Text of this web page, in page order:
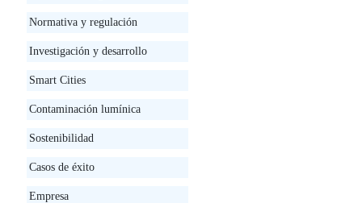
Normativa y regulación
Investigación y desarrollo
Smart Cities
Contaminación lumínica
Sostenibilidad
Casos de éxito
Empresa